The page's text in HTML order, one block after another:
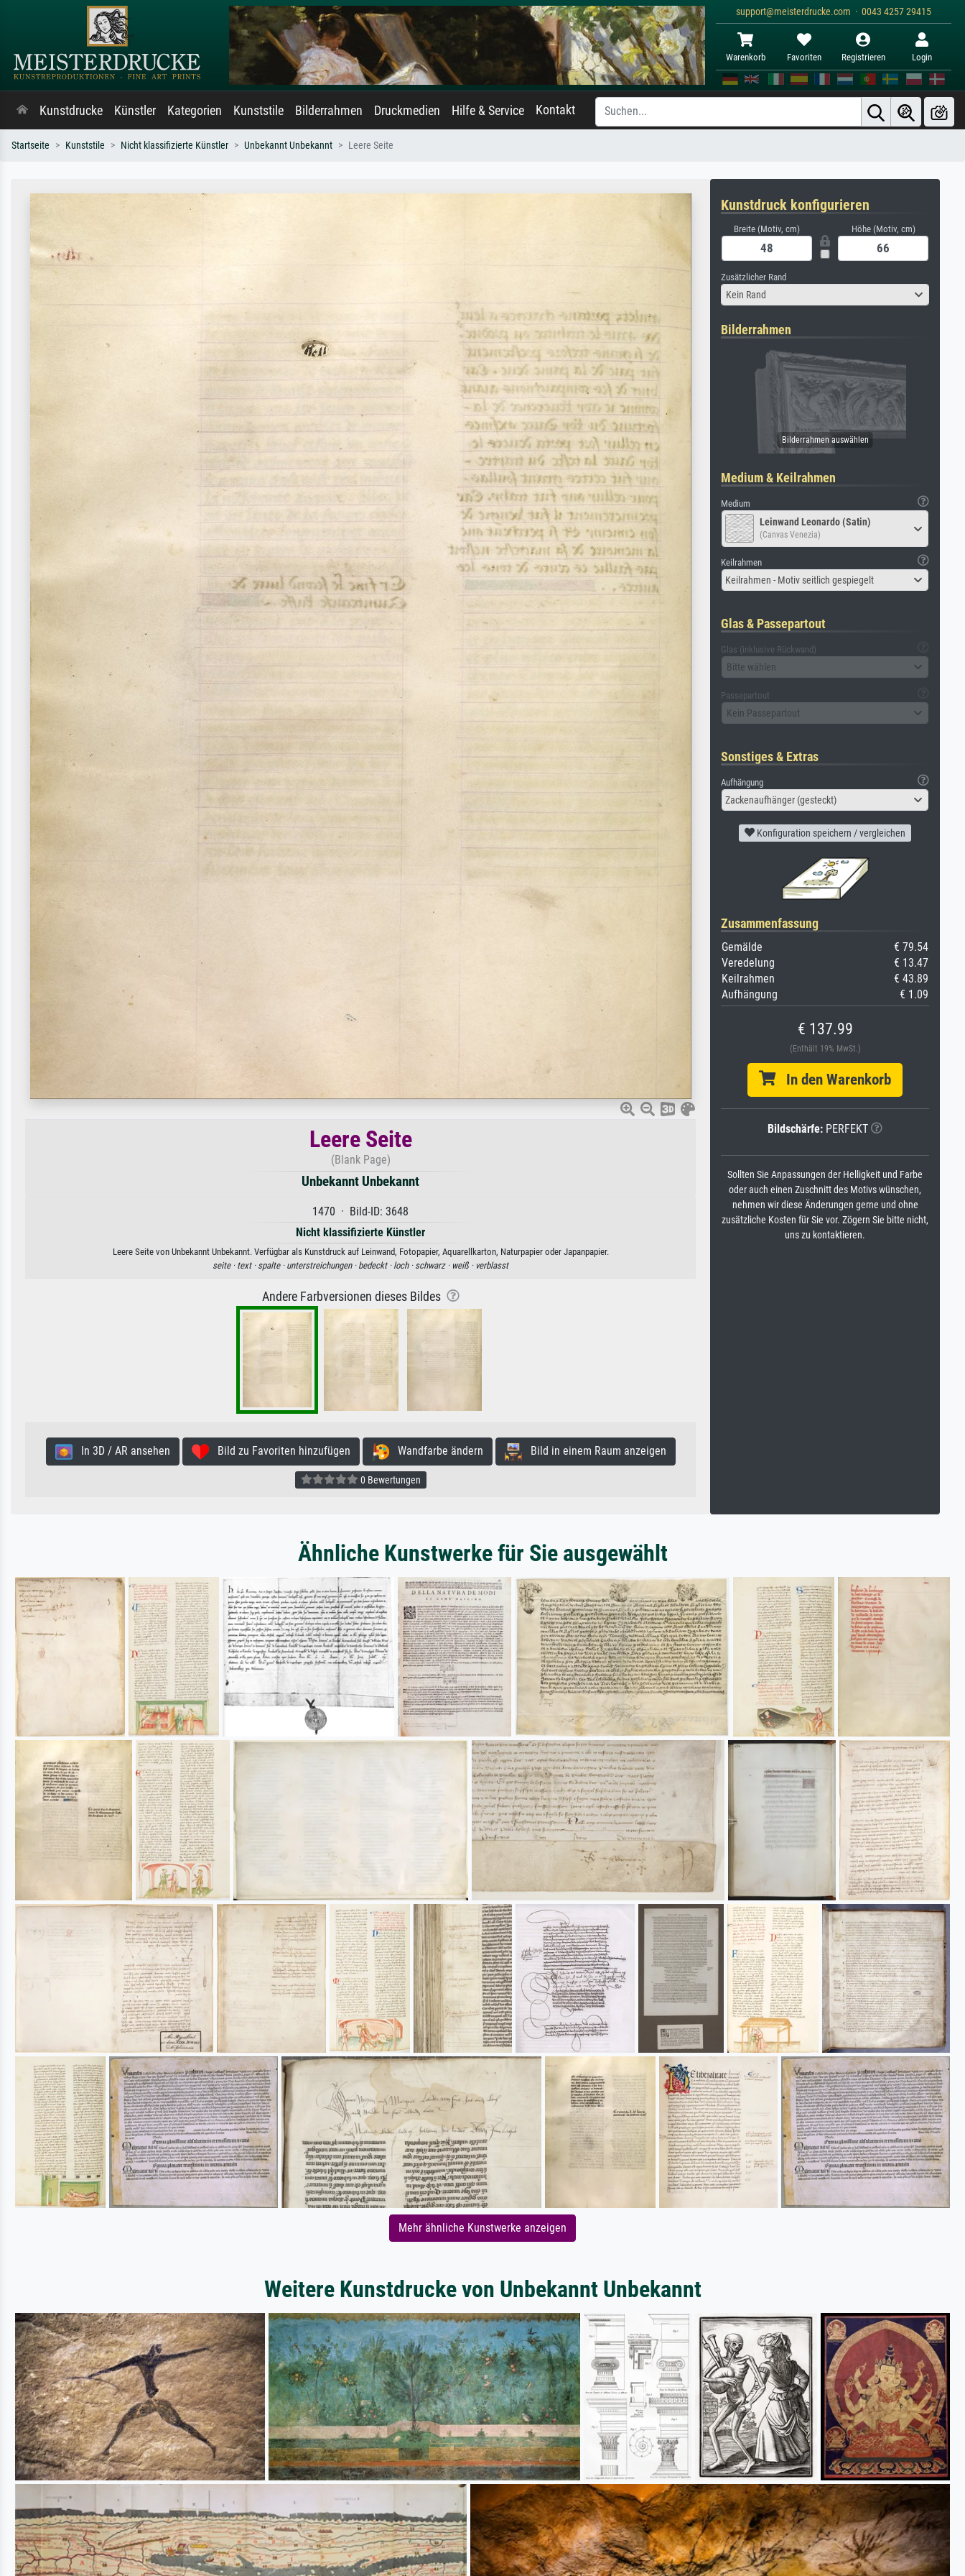
support@meisterdrucke.com · 0043 4257 29415
Warenkorb Favoriten Registrieren Login
Kunstdrucke Künstler Kategorien Kunststile Bilderrahmen Druckmedien Hilfe & Service Kontakt
Startseite Kunststile Nicht klassifizierte Künstler Unbekannt Unbekannt Leere Seite
Leere Seite
(Blank Page)
Unbekannt Unbekannt
1470 · Bild-ID: 3648
Nicht klassifizierte Künstler
Leere Seite von Unbekannt Unbekannt. Verfügbar als Kunstdruck auf Leinwand, Fotopapier, Aquarellkarton, Naturpapier oder Japanpapier.
seite · text · spalte · unterstreichungen · bedeckt · loch · schwarz · weiß · verblasst
Andere Farbversionen dieses Bildes
In 3D / AR ansehen Bild zu Favoriten hinzufügen Wandfarbe ändern Bild in einem Raum anzeigen
0 Bewertungen
Kunstdruck konfigurieren
Breite (Motiv, cm) Höhe (Motiv, cm)
Zusätzlicher Rand
Kein Rand
Bilderrahmen
Medium & Keilrahmen
Medium
Leinwand Leonardo (Satin)
(Canvas Venezia)
Keilrahmen
Keilrahmen - Motiv seitlich gespiegelt
Glas & Passepartout
Glas (inklusive Rückwand)
Bitte wählen
Passepartout
Kein Passepartout
Sonstiges & Extras
Aufhängung
Zackenaufhänger (gesteckt)
Konfiguration speichern / vergleichen
Zusammenfassung
Gemälde
€ 79.54
Veredelung
€ 13.47
Keilrahmen
€ 43.89
Aufhängung
€ 1.09
€ 137.99
(Enthält 19% MwSt.)
In den Warenkorb
Bildschärfe: PERFEKT
Sollten Sie Anpassungen der Helligkeit und Farbe
oder auch einen Zuschnitt des Motivs wünschen,
nehmen wir diese Änderungen gerne und ohne
zusätzliche Kosten für Sie vor. Zögern Sie bitte nicht,
uns zu kontaktieren.
Ähnliche Kunstwerke für Sie ausgewählt
Mehr ähnliche Kunstwerke anzeigen
Weitere Kunstdrucke von Unbekannt Unbekannt